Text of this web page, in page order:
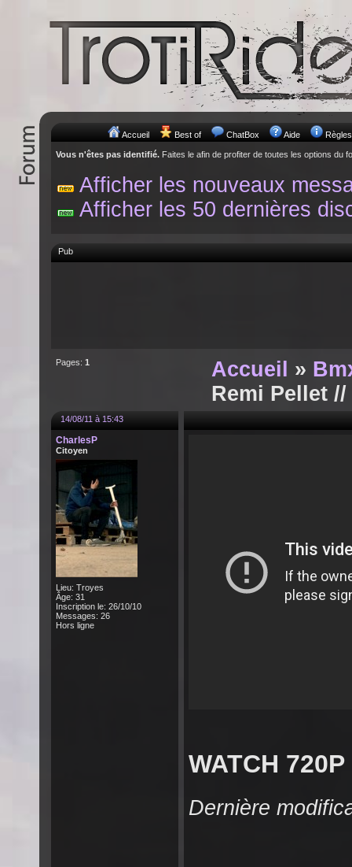
Accueil Best of ChatBox Aide Règles
Vous n'êtes pas identifié. Faites le afin de profiter de toutes les options du
Afficher les nouveaux
Afficher les 50 dernières
Pub
Pages: 1 Accueil »
Remi Pellet
14/08/11 à 15:43
CharlesP
Citoyen
Lieu: Troyes
Âge: 31
Inscription le: 26/10/10
Messages: 26
Hors ligne
WATCH 720P
Dernière